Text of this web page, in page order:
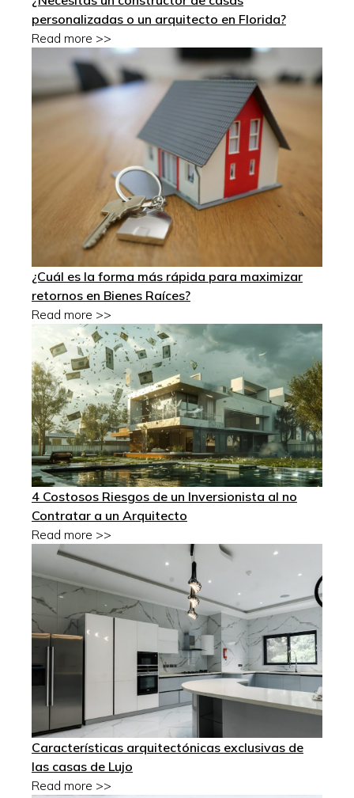
personalizadas o un arquitecto en Florida?
Read more >>
¿Cuál es la forma más rápida para maximizar
retornos en Bienes Raíces?
Read more >>
4 Costosos Riesgos de un Inversionista al no
Contratar a un Arquitecto
Read more >>
Características arquitectónicas exclusivas de
las casas de Lujo
Read more >>